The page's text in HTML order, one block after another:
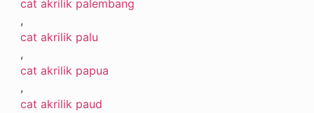
cat akrilik palembang
,
cat akrilik palu
,
cat akrilik papua
,
cat akrilik paud